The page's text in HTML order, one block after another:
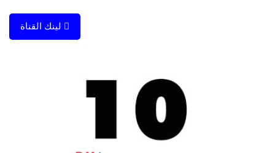
لينك القناة